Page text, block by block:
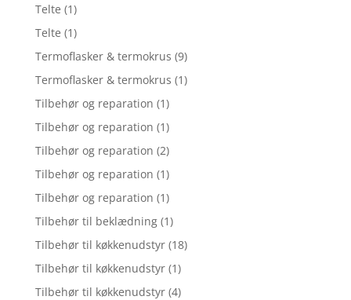
Telte (1)
Telte (1)
Termoflasker & termokrus (9)
Termoflasker & termokrus (1)
Tilbehør og reparation (1)
Tilbehør og reparation (1)
Tilbehør og reparation (2)
Tilbehør og reparation (1)
Tilbehør og reparation (1)
Tilbehør til beklædning (1)
Tilbehør til køkkenudstyr (18)
Tilbehør til køkkenudstyr (1)
Tilbehør til køkkenudstyr (4)